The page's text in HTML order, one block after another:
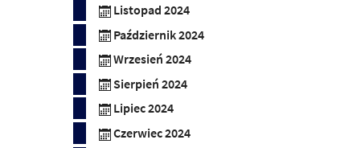
Listopad 2024
Październik 2024
Wrzesień 2024
Sierpień 2024
Lipiec 2024
Czerwiec 2024